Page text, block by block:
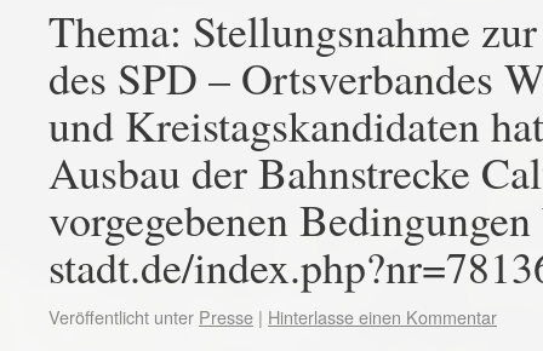
Thema: Stellungsnahme
des SPD – Ortsverbandes
und Kreistagskandidaten
Ausbau der Bahnstrecke
vorgegebenen
stadt.de/
Veröffentlicht unter Presse | Hinterlasse einen Kommentar